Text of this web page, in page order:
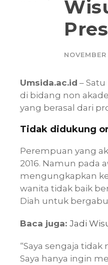
Umsida.ac.id –
di bidang non
yang berasal dari
Tidak didukung
Perempuan yang
2016. Namun pada
mengungkapkan
wanita tidak baik
Diah untuk
Baca juga: Jadi
“Saya sengaja
Saya hanya ingin